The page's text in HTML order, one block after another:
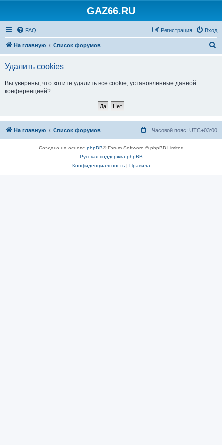
GAZ66.RU
FAQ Вход
Регистрация
На главную Список форумов
Удалить cookies
Вы уверены, что хотите удалить все cookie, установленные данной
конференцией?
На главную Список форумов Часовой пояс: UTC+03:00
Создано на основе phpBB® Forum Software © phpBB Limited
Русская поддержка phpBB
Конфиденциальность| Правила